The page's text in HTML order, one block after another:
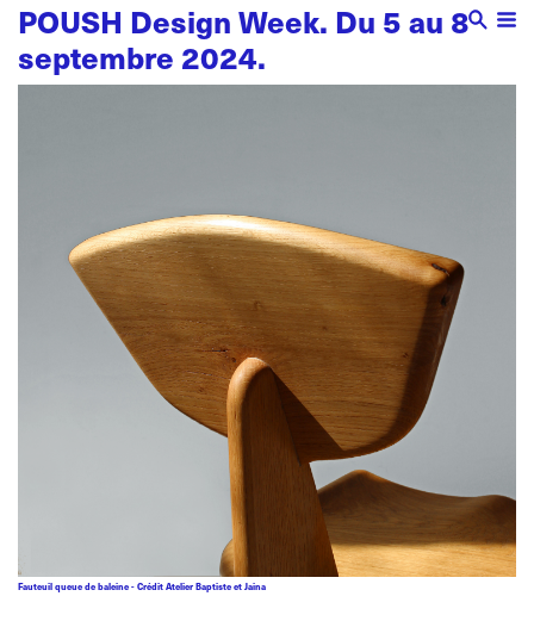
POUSH Design Week. Du 5 au 8
septembre 2024.
Fauteuil queue de baleine - Crédit Atelier Baptiste et Jaina